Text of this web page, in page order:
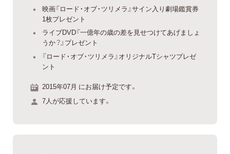
映画『ロード・オブ・ツリメラ』サイン入り劇場鑑賞券
1枚プレゼント
ライブDVD『一億年の歳の差を見せつけてあげましょ
うか？』プレゼント
『ロード・オブ・ツリメラ』オリジナルTシャツプレゼ
ント
2015年07月 にお届け予定です。
7人が応援しています。